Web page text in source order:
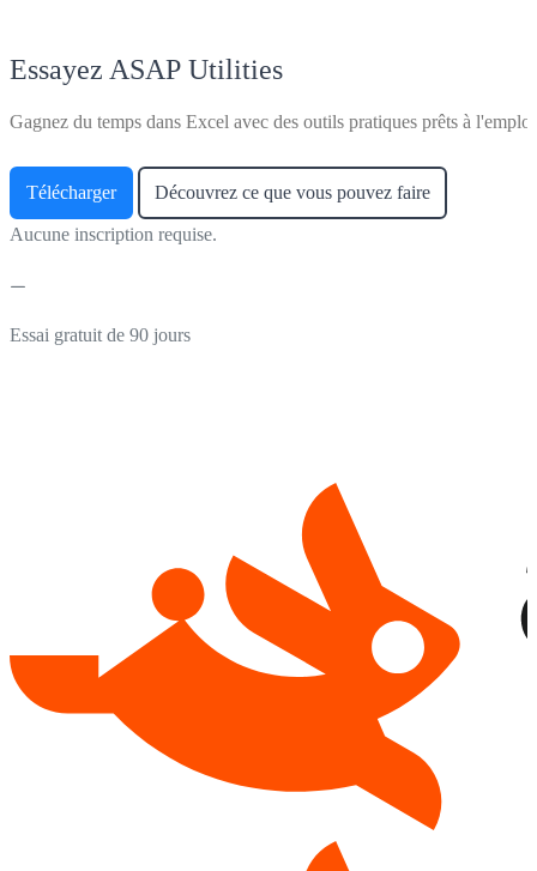
Essayez ASAP Utilities
Gagnez du temps dans Excel avec des outils pratiques prêts à
Télécharger Découvrez ce que vous pouvez faire
Aucune inscription requise.
Essai gratuit de 90 jours